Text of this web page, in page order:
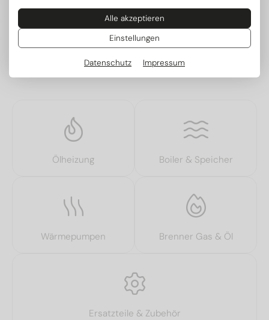
Alle akzeptieren
Einstellungen
Datenschutz Impressum
Mehr zum Serienstart Weitere Modelle
Beliebte Kategorien
Ölheizung Boiler & Speicher
Wärmepumpen Brenner Gas & Öl
Ersatzteile & Zubehör